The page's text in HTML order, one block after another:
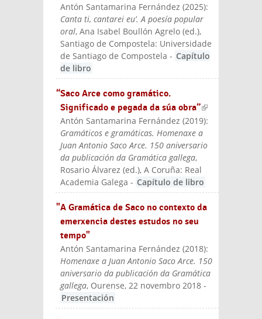
Antón Santamarina Fernández (2025):
Canta ti, cantarei eu’. A poesía popular
oral, Ana Isabel Boullón Agrelo (ed.),
Santiago de Compostela: Universidade
de Santiago de Compostela - Capítulo
de libro
“Saco Arce como gramático.
Significado e pegada da súa obra”(link is
externa
l)
Antón Santamarina Fernández (2019):
Gramáticos e gramáticas. Homenaxe a
Juan Antonio Saco Arce. 150 aniversario
da publicación da Gramática gallega,
Rosario Álvarez (ed.), A Coruña: Real
Academia Galega - Capítulo de libro
"A Gramática de Saco no contexto da
emerxencia destes estudos no seu
tempo"
Antón Santamarina Fernández (2018):
Homenaxe a Juan Antonio Saco Arce. 150
aniversario da publicación da Gramática
gallega, Ourense, 22 novembro 2018 -
Presentación